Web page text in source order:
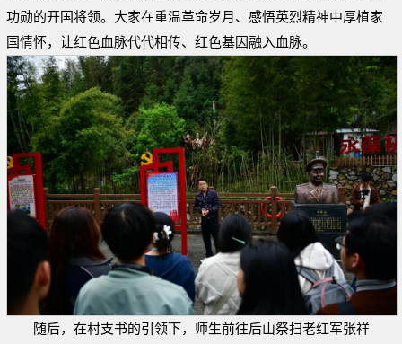
功勋的开国将领。大家在重温革命岁月、感悟英烈精神中厚植家
国情怀，让红色血脉代代相传、红色基因融入血脉。
随后，在村支书的引领下，师生前往后山祭扫老红军张祥